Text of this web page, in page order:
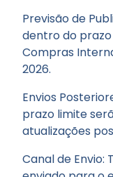
Previsão de
dentro do
Compras
2026.
Envios
prazo limite
atualizações
Canal de